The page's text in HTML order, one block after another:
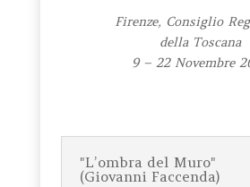
Firenze, Consiglio
della Toscana
9 – 22 Novembre
"L’ombra del Muro"
(Giovanni Faccenda)